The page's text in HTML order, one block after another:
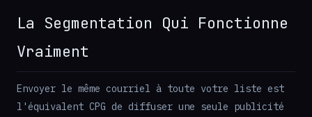
La Segmentation Qui Fonctionne
Vraiment
Envoyer le même courriel à toute votre liste est
l'équivalent CPG de diffuser une seule publicité